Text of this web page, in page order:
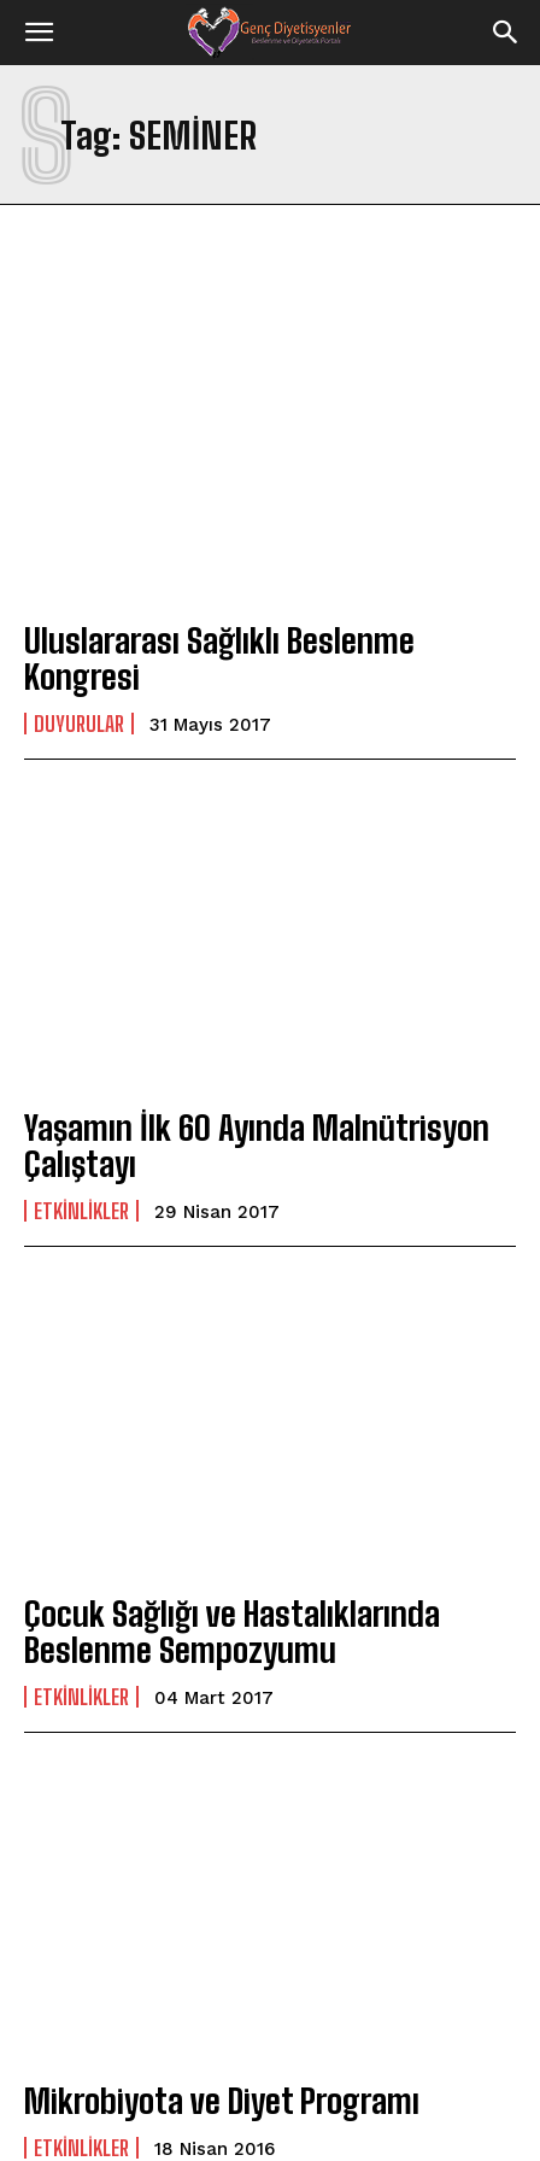
Tag: SEMINER
S
Uluslararası Sağlıklı Beslenme
Kongresi
DUYURULAR 31 Mayıs 2017
Yaşamın İlk 60 Ayında Malnütrisyon
Çalıştayı
ETKINLIKLER 29 Nisan 2017
Çocuk Sağlığı ve Hastalıklarında
Beslenme Sempozyumu
ETKINLIKLER 04 Mart 2017
Mikrobiyota ve Diyet Programı
ETKINLIKLER 18 Nisan 2016